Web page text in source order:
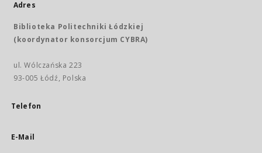
Adres
Biblioteka Politechniki Łódzkiej
(koordynator konsorcjum CYBRA)
ul. Wólczańska 223
93-005 Łódź, Polska
Telefon
E-Mail